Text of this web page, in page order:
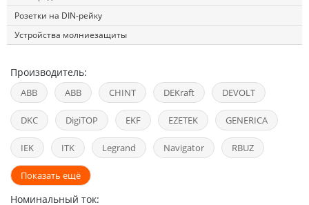
Розетки на DIN-рейку
Устройства молниезащиты
Производитель:
ABB ABB CHINT DEKraft DEVOLT
DKC DigiTOP EKF EZETEK GENERICA
IEK ITK Legrand Navigator RBUZ
Показать ещё
Номинальный ток: